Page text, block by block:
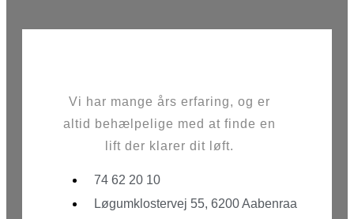
Vi har mange års erfaring, og er
altid behælpelige med at finde en
lift der klarer dit løft.
74 62 20 10
Løgumklostervej 55, 6200 Aabenraa